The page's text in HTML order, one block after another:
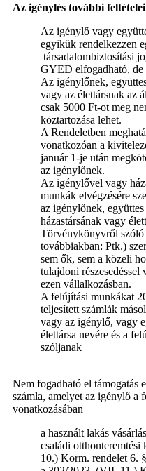
Az igénylés további
Az igénylő vagy
egyikük rendelkezzen
társadalombiztosítási
GYED elfogadható,
Az igénylőnek,
vagy az élettársnak az
csak 5000 Ft-ot meg
köztartozása lehet.
A Rendeletben
vonatkozóan a
január 1-je után
az igénylőnek.
Az igénylővel vagy
munkák elvégzésére
az igénylőnek,
házastársának vagy
Törvénykönyvről
továbbiakban: Ptk.)
sem ők, sem a közeli
tulajdoni részesedéssel
ezen vállalkozásban.
A felújítási munkákat
teljesített számlák
vagy az igénylő, vagy
élettársa nevére és a
szóljanak
Nem fogadható el támogatás
számla, amelyet az igénylő a
vonatkozásában
a használt lakás
családi
10.) Korm. rendelet 6. §